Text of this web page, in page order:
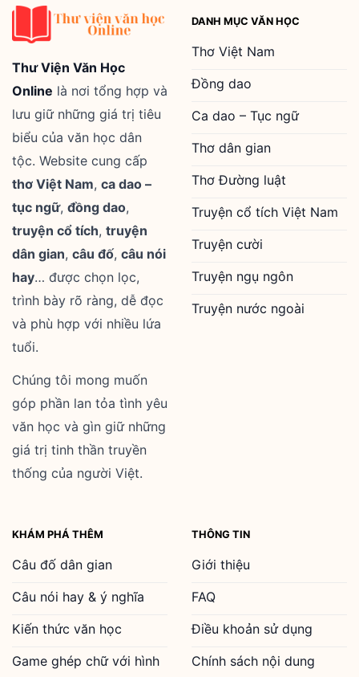
Thư Viện Văn Học
Online là nơi tổng hợp và
lưu giữ những giá trị tiêu
biểu của văn học dân
tộc. Website cung cấp
thơ Việt Nam, ca dao –
tục ngữ, đồng dao,
truyện cổ tích, truyện
dân gian, câu đố, câu nói
hay… được chọn lọc,
trình bày rõ ràng, dễ đọc
và phù hợp với nhiều lứa
tuổi.
Chúng tôi mong muốn
góp phần lan tỏa tình yêu
văn học và gìn giữ những
giá trị tinh thần truyền
thống của người Việt.
DANH MỤC VĂN HỌC
Thơ Việt Nam
Đồng dao
Ca dao – Tục ngữ
Thơ dân gian
Thơ Đường luật
Truyện cổ tích Việt Nam
Truyện cười
Truyện ngụ ngôn
Truyện nước ngoài
KHÁM PHÁ THÊM
Câu đố dân gian
Câu nói hay & ý nghĩa
Kiến thức văn học
Game ghép chữ với hình
THÔNG TIN
Giới thiệu
FAQ
Điều khoản sử dụng
Chính sách nội dung